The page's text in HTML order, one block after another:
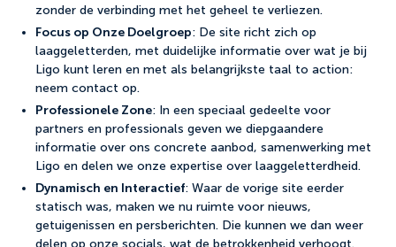
zonder de verbinding met het geheel te verliezen.
Focus op Onze Doelgroep: De site richt zich op
laaggeletterden, met duidelijke informatie over wat je bij
Ligo kunt leren en met als belangrijkste taal to action:
neem contact op.
Professionele Zone: In een speciaal gedeelte voor
partners en professionals geven we diepgaandere
informatie over ons concrete aanbod, samenwerking met
Ligo en delen we onze expertise over laaggeletterdheid.
Dynamisch en Interactief: Waar de vorige site eerder
statisch was, maken we nu ruimte voor nieuws,
getuigenissen en persberichten. Die kunnen we dan weer
delen op onze socials, wat de betrokkenheid verhoogt.